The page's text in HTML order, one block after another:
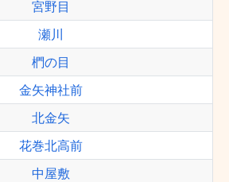
宮野目
瀬川
椚の目
金矢神社前
北金矢
花巻北高前
中屋敷